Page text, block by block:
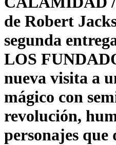
de Robert
segunda
LOS
nueva visita a
mágico con
revolución,
personajes